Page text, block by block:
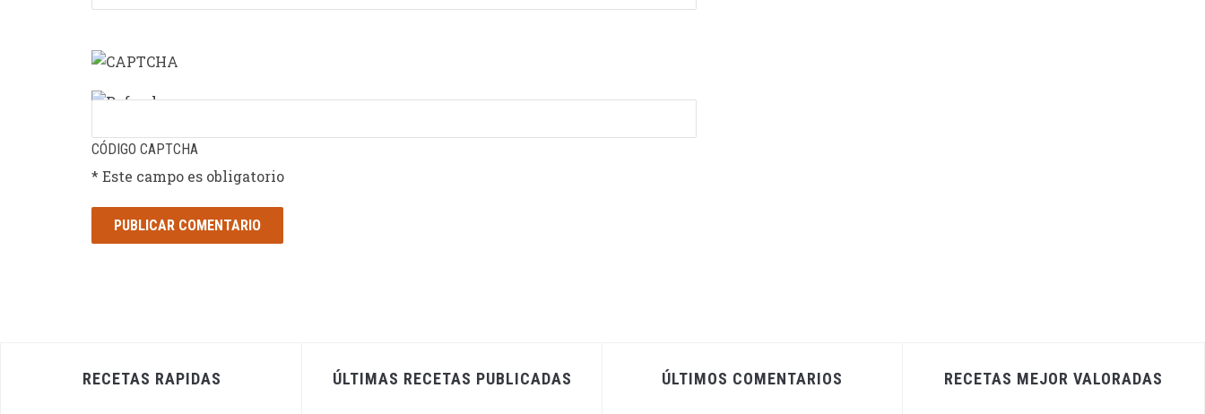
CÓDIGO CAPTCHA
* Este campo es obligatorio
RECETAS RAPIDAS ÚLTIMAS RECETAS PUBLICADAS ÚLTIMOS COMENTARIOS RECETAS MEJOR VALORADAS